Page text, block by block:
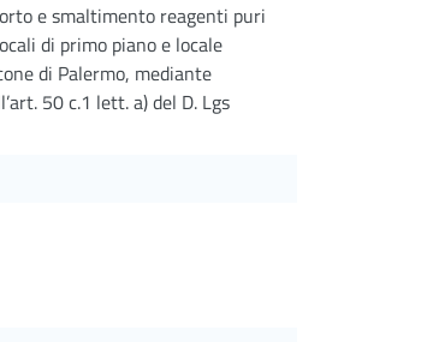
e smaltimento reagenti puri
di primo piano e locale
di Palermo, mediante
50 c.1 lett. a) del D. Lgs